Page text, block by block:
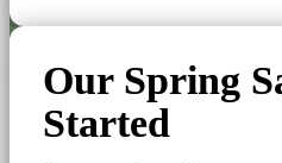
Our Spring
Started